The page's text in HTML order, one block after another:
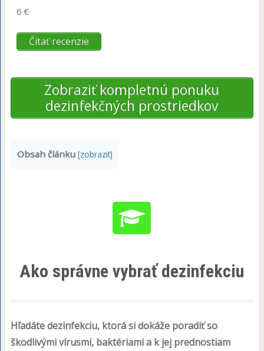
6 €
Čítať recenzie
Zobraziť kompletnú ponuku
dezinfekčných prostriedkov
Obsah článku [zobrazit]
Ako správne vybrať dezinfekciu
Hľadáte dezinfekciu, ktorá si dokáže poradiť so
škodlivými vírusmi, baktériami a k jej prednostiam